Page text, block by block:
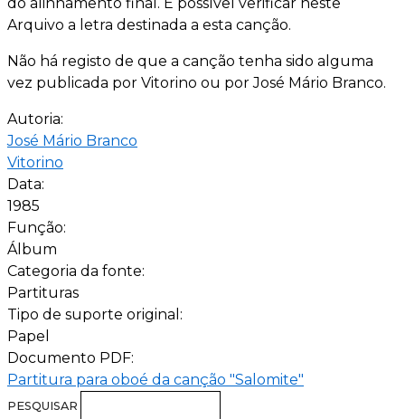
Arquivo a letra destinada a esta canção.
Não há registo de que a canção tenha sido alguma
vez publicada por Vitorino ou por José Mário Branco.
Autoria:
José Mário Branco
Vitorino
Data:
1985
Função:
Álbum
Categoria da fonte:
Partituras
Tipo de suporte original:
Papel
Documento PDF:
Partitura para oboé da canção "Salomite"
PESQUISAR